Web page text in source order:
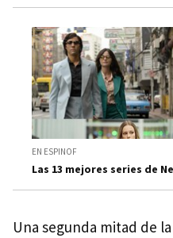
EN ESPINOF
Las 13 mejores series de
Una segunda mitad de